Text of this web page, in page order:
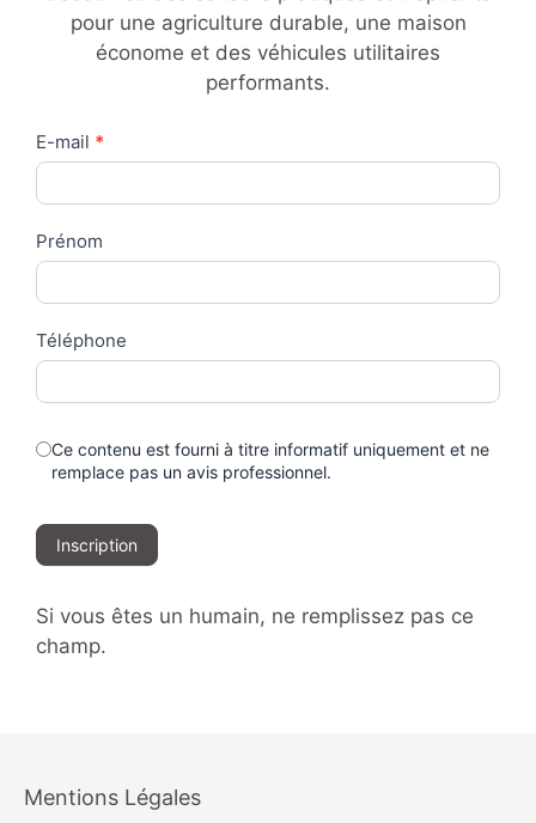
pour une agriculture durable, une maison
économe et des véhicules utilitaires
performants.
Contact
Us
E-mail *
Prénom
Téléphone
Ce contenu est fourni à titre informatif uniquement et ne
remplace pas un avis professionnel.
Inscription
Si vous êtes un humain, ne remplissez pas ce
champ.
Mentions Légales